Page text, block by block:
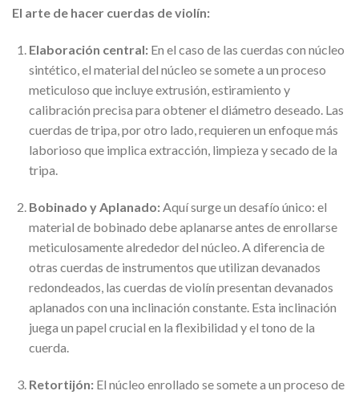
El arte de hacer cuerdas de violín:
Elaboración central:En el caso de las cuerdas con núcleo
sintético, el material del núcleo se somete a un proceso
meticuloso que incluye extrusión, estiramiento y
calibración precisa para obtener el diámetro deseado. Las
cuerdas de tripa, por otro lado, requieren un enfoque más
laborioso que implica extracción, limpieza y secado de la
tripa.
Bobinado y Aplanado:Aquí surge un desafío único: el
material de bobinado debe aplanarse antes de enrollarse
meticulosamente alrededor del núcleo. A diferencia de
otras cuerdas de instrumentos que utilizan devanados
redondeados, las cuerdas de violín presentan devanados
aplanados con una inclinación constante. Esta inclinación
juega un papel crucial en la flexibilidad y el tono de la
cuerda.
Retortijón:El núcleo enrollado se somete a un proceso de